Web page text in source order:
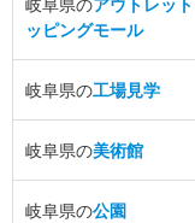
ッピングモール
岐阜県の工場見学
岐阜県の美術館
岐阜県の公園